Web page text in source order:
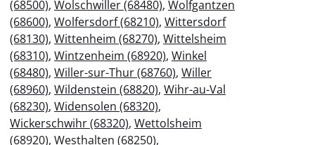
(68500), Wolschwiller (68480), Wolfgantzen
(68600), Wolfersdorf (68210), Wittersdorf
(68130), Wittenheim (68270), Wittelsheim
(68310), Wintzenheim (68920), Winkel
(68480), Willer-sur-Thur (68760), Willer
(68960), Wildenstein (68820), Wihr-au-Val
(68230), Widensolen (68320),
Wickerschwihr (68320), Wettolsheim
(68920), Westhalten (68250),